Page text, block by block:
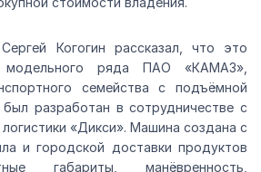
Когогин рассказал, что это
ряда ПАО «КАМАЗ»,
семейства с подъёмной
разработан в сотрудничестве с
«Дикси». Машина создана с
и городской доставки продуктов
габариты, манёвренность,